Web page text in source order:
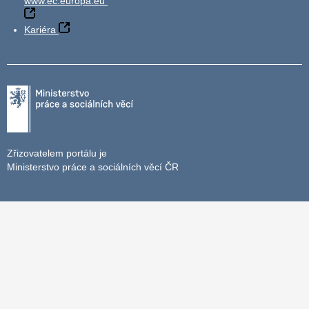
Kariéra
Zřizovatelem portálu je
Ministerstvo práce a sociálních věcí ČR